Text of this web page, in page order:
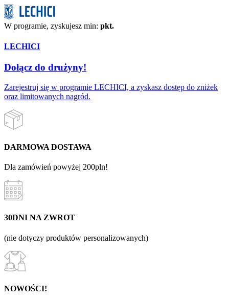
W programie, zyskujesz min: pkt.
LECHICI
Dołącz do drużyny!
Zarejestruj się w programie LECHICI, a zyskasz dostęp do zniżek
oraz limitowanych nagród.
DARMOWA DOSTAWA
Dla zamówień powyżej 200pln!
30DNI NA ZWROT
(nie dotyczy produktów personalizowanych)
NOWOŚCI!